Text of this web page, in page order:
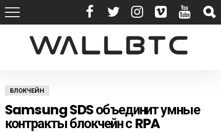
БЛОКЧЕЙН
Samsung SDS объединит умные
контракты блокчейн с RPA